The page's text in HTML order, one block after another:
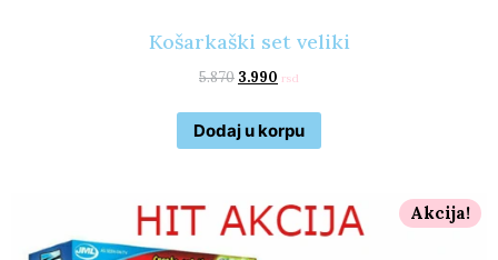
Košarkaški set veliki
5.870 3.990 rsd
Dodaj u korpu
Akcija!